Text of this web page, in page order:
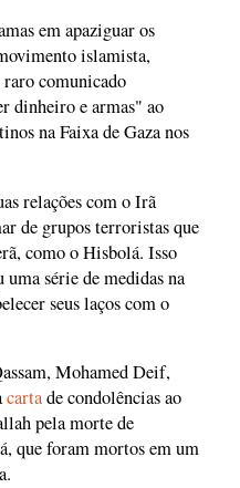
em apaziguar os
islamista,
comunicado
dinheiro e armas" ao
na Faixa de Gaza nos
relações com o Irã
de grupos terroristas que
como o Hisbolá. Isso
série de medidas na
seus laços com o
Mohamed Deif,
cartade condolências ao
pela morte de
que foram mortos em um